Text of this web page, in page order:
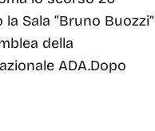
Sala “Bruno Buozzi”
della
ADA.Dopo